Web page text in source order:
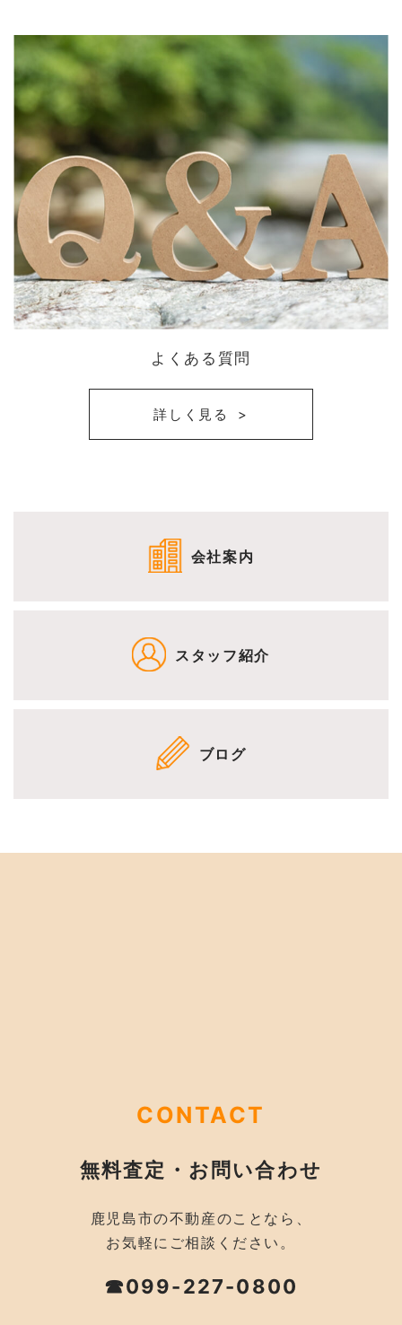
よくある質問
詳しく見る
会社案内
スタッフ紹介
ブログ
CONTACT
無料査定・お問い合わせ
鹿児島市の不動産のことなら、
お気軽にご相談ください。
☎099-227-0800